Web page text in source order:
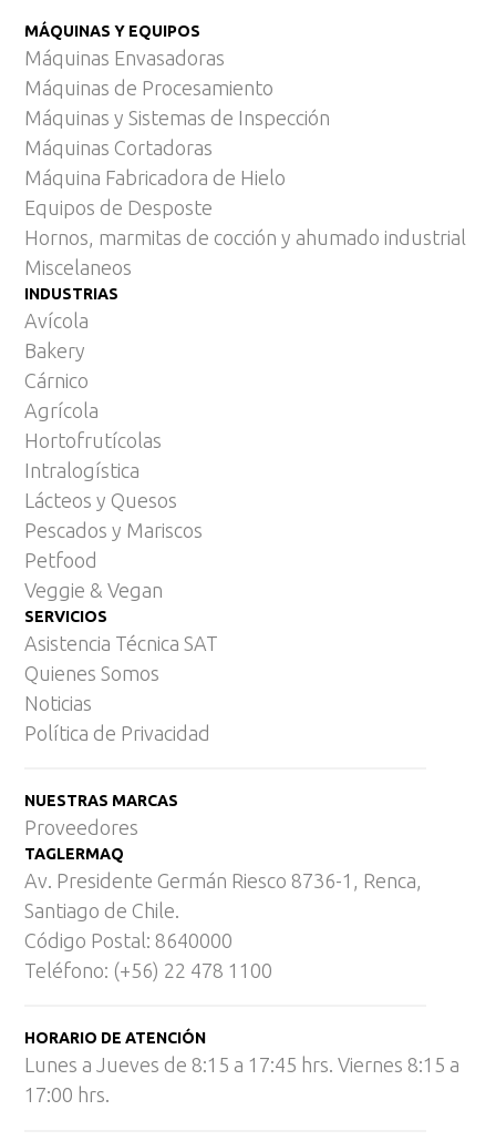
MÁQUINAS Y EQUIPOS
Máquinas Envasadoras
Máquinas de Procesamiento
Máquinas y Sistemas de Inspección
Máquinas Cortadoras
Máquina Fabricadora de Hielo
Equipos de Desposte
Hornos, marmitas de cocción y ahumado industrial
Miscelaneos
INDUSTRIAS
Avícola
Bakery
Cárnico
Agrícola
Hortofrutícolas
Intralogística
Lácteos y Quesos
Pescados y Mariscos
Petfood
Veggie & Vegan
SERVICIOS
Asistencia Técnica SAT
Quienes Somos
Noticias
Política de Privacidad
NUESTRAS MARCAS
Proveedores
TAGLERMAQ
Av. Presidente Germán Riesco 8736-1, Renca,
Santiago de Chile.
Código Postal: 8640000
Teléfono: (+56) 22 478 1100
HORARIO DE ATENCIÓN
Lunes a Jueves de 8:15 a 17:45 hrs. Viernes 8:15 a
17:00 hrs.